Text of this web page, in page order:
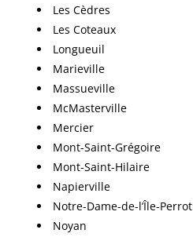
Les Cèdres
Les Coteaux
Longueuil
Marieville
Massueville
McMasterville
Mercier
Mont-Saint-Grégoire
Mont-Saint-Hilaire
Napierville
Notre-Dame-de-l’Île-Perrot
Noyan